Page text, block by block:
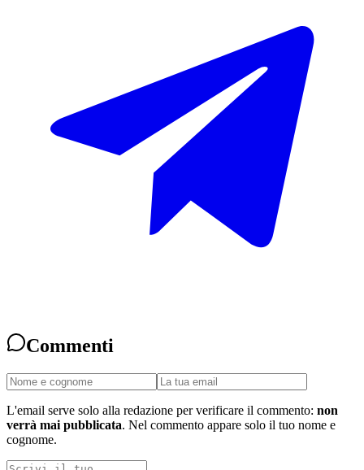
Commenti
L'email serve solo alla redazione per verificare il commento: non
verrà mai pubblicata. Nel commento appare solo il tuo nome e
cognome.